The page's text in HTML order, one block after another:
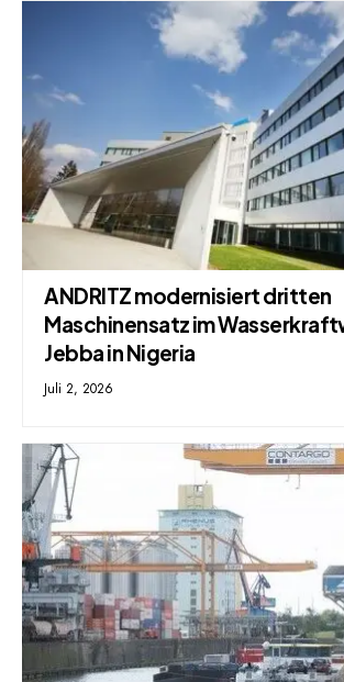
ANDRITZ modernisiert dritten
Maschinensatz im
Jebba in Nigeria
Juli 2, 2026